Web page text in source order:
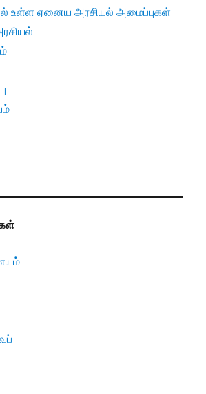
உள்ள ஏனைய அரசியல் அமைப்புகள்